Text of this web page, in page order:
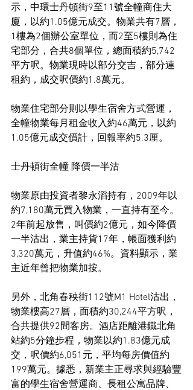
示，中環士丹頓街9至11號全幢商住大
廈，以約1.05億元成交。物業共有7層，
1樓為2個辦公室單位，而2至5樓則為住
宅部分，合共8個單位，總面積約5,742
平方呎。物業現時以部分交吉，部分連
租約，成交呎價約1.8萬元。
物業住宅部分則以學生宿舍方式營運，
全幢物業每月租金收入約46萬元，以約
1.05億元成交價計，回報率約5.3厘。
士丹頓街全幢 降價一半沽
物業原由投資者黎永滔持有，2009年以
約7,180萬元買入物業，一直持有至今。
2年前起放售，叫價約2億元，如今降價
一半沽出，業主持貨17年，帳面獲利約
3,320萬元，升值約46%。資料顯示，業
主近年曾把物業加按。
另外，北角春秧街112號M1 Hotel沽出，
物業樓高27層，面積約30,244平方呎，
合共提供92間客房。酒店距離港鐵北角
站約5分鐘步程，物業以約1.83億元成
交，呎價約6,051元，平均每房價值約
199萬元。據悉，新業主正尋求與經驗豐
富的學生宿舍營運商、長租公寓品牌、